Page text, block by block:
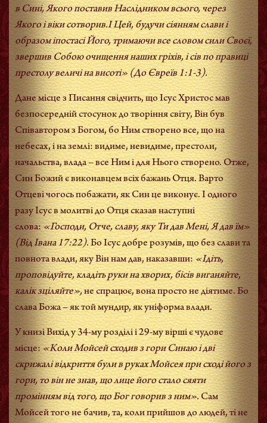
в Сині, Якого поставив Наслідником всього, через
Якого і віки сотворив.І Цей, будучи сіянням слави і
образом іпостасі Його, тримаючи все словом сили Своєї,
звершив Собою очищення наших гріхів, і сів по правиці
престолу величі на висоті» (До Євреїв 1:1-3).
Дане місце з Писання свідчить, що Ісус Христос мав
безпосередній стосунок до творіння світу, Він був
Співавтором з Богом, бо Ним створено все, що на
небесах, і на землі: видиме, невидиме, престоли,
начальства, влада – все Ним і для Нього створено. Отже,
Син Божий є виконавцем всіх бажань Отця. Варто
Отцеві чогось побажати, як Син це виконує. І одного
разу Ісус в молитві до Отця сказав наступні
слова:«Господи, Отче, славу, яку Ти дав Мені, Я дав їм»
(Від Івана 17:22).Бо Ісус добре розумів, що без слави та
повнота влади, яку Він нам дав, наказавши:«Ідіть,
проповідуйте, кладіть руки на хворих, бісів виганяйте,
калік зціляйте»,не спрацює, вона просто не діятиме. Бо
слава Божа – як той мундир, як уніформа влади.
У книзі Вихід у 34-му розділі і 29-му вірші є чудове
місце:«Коли Мойсей сходив з гори Синаю і дві
скрижалі відкриття були в руках Мойсея при сході його з
гори, то він не знав, що лице його стало сяяти
промінням від того, що Бог говорив з ним».Сам
Мойсей того не бачив, та, коли прийшов до людей, ті не